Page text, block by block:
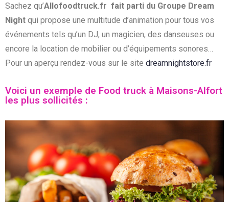
Sachez qu’Allofoodtruck.fr fait parti du Groupe Dream
Night qui propose une multitude d’animation pour tous vos
événements tels qu’un DJ, un magicien, des danseuses ou
encore la location de mobilier ou d’équipements sonores…
Pour un aperçu rendez-vous sur le site dreamnightstore.fr
Voici un exemple de Food truck à Maisons-Alfort
les plus sollicités :